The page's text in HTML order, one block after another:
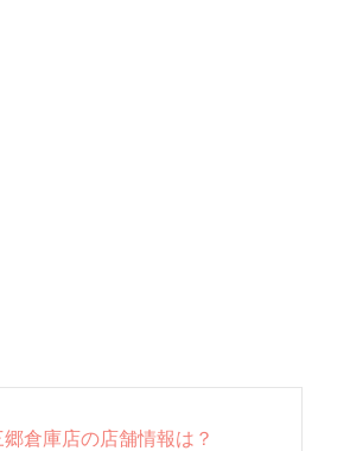
倉庫店の店舗情報は？